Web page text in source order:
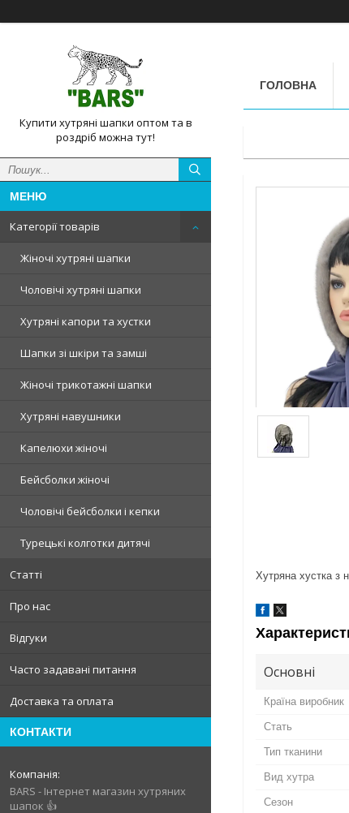
Купити хутряні шапки оптом та в
роздріб можна тут!
Категорії товарів
Жіночі хутряні шапки
Чоловічі хутряні шапки
Хутряні капори та хустки
Шапки зі шкіри та замші
Жіночі трикотажні шапки
Хутряні навушники
Капелюхи жіночі
Бейсболки жіночі
Чоловічі бейсболки і кепки
Турецькі колготки дитячі
Статті
Про нас
Відгуки
Часто задавані питання
Доставка та оплата
КОНТАКТИ
BARS - Інтернет магазин хутряних
шапок 👍
ГОЛОВНА
Хутряна хустка з
Основні
Країна виробник
Стать
Тип тканини
Вид хутра
Сезон